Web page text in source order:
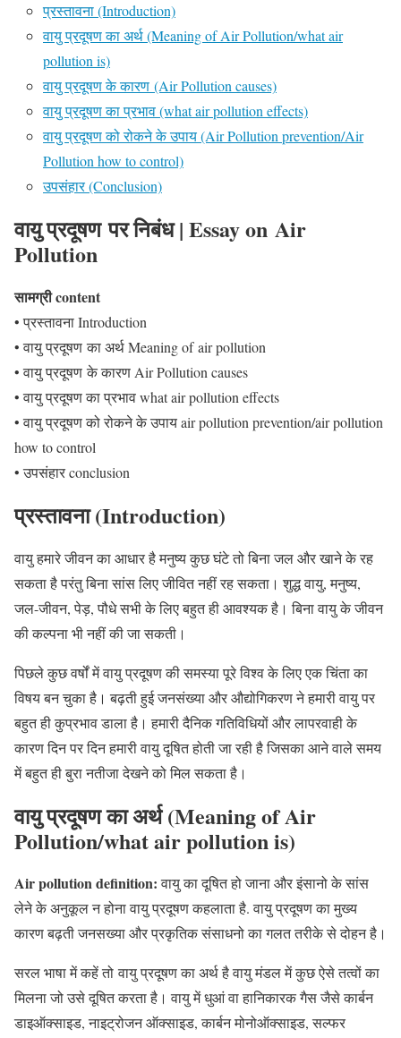
प्रस्तावना (Introduction)
वायु प्रदूषण का अर्थ (Meaning of Air Pollution/what air
pollution is)
वायु प्रदूषण के कारण (Air Pollution causes)
वायु प्रदूषण का प्रभाव (what air pollution effects)
वायु प्रदूषण को रोकने के उपाय (Air Pollution prevention/Air
Pollution how to control)
उपसंहार (Conclusion)
वायु प्रदूषण पर निबंध | Essay on Air
Pollution
सामग्री content
• प्रस्तावना Introduction
• वायु प्रदूषण का अर्थ Meaning of air pollution
• वायु प्रदूषण के कारण Air Pollution causes
• वायु प्रदूषण का प्रभाव what air pollution effects
• वायु प्रदूषण को रोकने के उपाय air pollution prevention/air pollution
how to control
• उपसंहार conclusion
प्रस्तावना (Introduction)
वायु हमारे जीवन का आधार है मनुष्य कुछ घंटे तो बिना जल और खाने के रह
सकता है परंतु बिना सांस लिए जीवित नहीं रह सकता। शुद्ध वायु, मनुष्य,
जल-जीवन, पेड़, पौधे सभी के लिए बहुत ही आवश्यक है। बिना वायु के जीवन
की कल्पना भी नहीं की जा सकती।
पिछले कुछ वर्षों में वायु प्रदूषण की समस्या पूरे विश्व के लिए एक चिंता का
विषय बन चुका है। बढ़ती हुई जनसंख्या और औद्योगिकरण ने हमारी वायु पर
बहुत ही कुप्रभाव डाला है। हमारी दैनिक गतिविधियों और लापरवाही के
कारण दिन पर दिन हमारी वायु दूषित होती जा रही है जिसका आने वाले समय
में बहुत ही बुरा नतीजा देखने को मिल सकता है।
वायु प्रदूषण का अर्थ (Meaning of Air
Pollution/what air pollution is)
Air pollution definition:वायु का दूषित हो जाना और इंसानो के सांस
लेने के अनुकूल न होना वायु प्रदूषण कहलाता है. वायु प्रदूषण का मुख्य
कारण बढ़ती जनसख्या और प्रकृतिक संसाधनो का गलत तरीके से दोहन है।
सरल भाषा में कहें तो वायु प्रदूषण का अर्थ है वायु मंडल में कुछ ऐसे तत्वों का
मिलना जो उसे दूषित करता है। वायु में धुआं वा हानिकारक गैस जैसे कार्बन
डाइऑक्साइड, नाइट्रोजन ऑक्साइड, कार्बन मोनोऑक्साइड, सल्फर